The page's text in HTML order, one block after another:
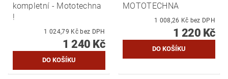
kompletní - Mototechna
!
1 024,79 Kč bez DPH
1 240 Kč
MOTOTECHNA
1 008,26 Kč bez DPH
1 220 Kč